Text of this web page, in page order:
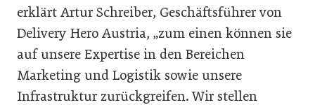
erklärt Artur Schreiber, Geschäftsführer von
Delivery Hero Austria, „zum einen können sie
auf unsere Expertise in den Bereichen
Marketing und Logistik sowie unsere
Infrastruktur zurückgreifen. Wir stellen